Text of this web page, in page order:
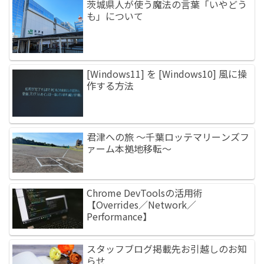
茨城県人が使う魔法の言葉「いやどう
も」について
[Windows11] を [Windows10] 風に操
作する方法
君津への旅 ～千葉ロッテマリーンズフ
ァーム本拠地移転～
Chrome DevToolsの活用術
【Overrides／Network／
Performance】
スタッフブログ掲載先お引越しのお知
らせ